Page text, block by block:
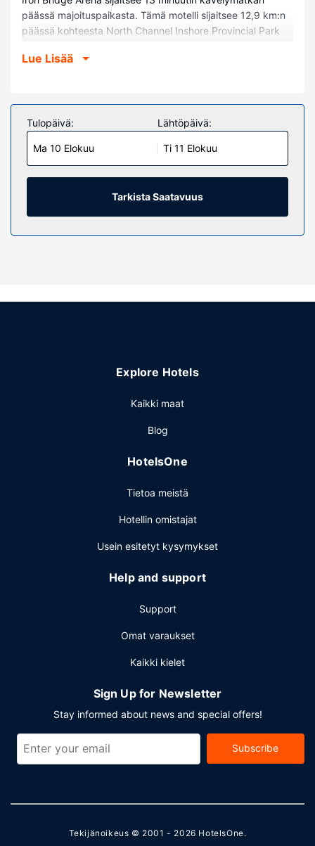
päässä majoituspaikasta. Tämä motelli sijaitsee 12,9 km:n
päässä kohteesta North Channel Inshore Provincial Park
River Provincial Park.
Kaikkien 24 huoneen varusteluun kuuluu mikroaaltouuni.
Ilmainen langaton internetyhteys pitää sinut yhteydessä
verkkoon. Käytössäsi on kylpyhuone, josta löytyy suihkun
ja kylpyammeen yhdistelmä ja hiustenkuivaaja. Varusteluun
kuuluu työpöytä, kahvin-/vedenkeitin ja puhelin (ilmaiset
paikallispuhelut).
Kiinteistön miellyttävyys
internetyhteys ja lahjatavaraliikkeitä/lehtikioskeja.
Käytössäsi on ympäri vuorokauden auki oleva vastaanotto
Lue Lisää
Tulopäivä:
Ma 10 Elokuu
Lähtöpäivä:
Ti 11 Elokuu
Tarkista Saatavuus
Explore Hotels
Kaikki maat
Blog
HotelsOne
Tietoa meistä
Hotellin omistajat
Usein esitetyt kysymykset
Help and support
Support
Omat varaukset
Kaikki kielet
Sign Up for Newsletter
Stay informed about news and special offers!
Subscribe
Tekijänoikeus © 2001 - 2026 HotelsOne.